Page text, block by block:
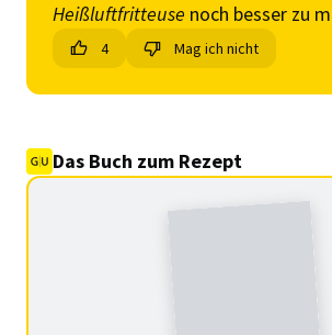
Heißluftfritteuse noch besser zu
4 Mag ich nicht
Das Buch zum Rezept